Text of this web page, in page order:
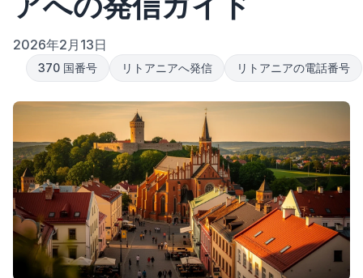
2026年2月13日
370 国番号 リトアニアへ発信 リトアニアの電話番号